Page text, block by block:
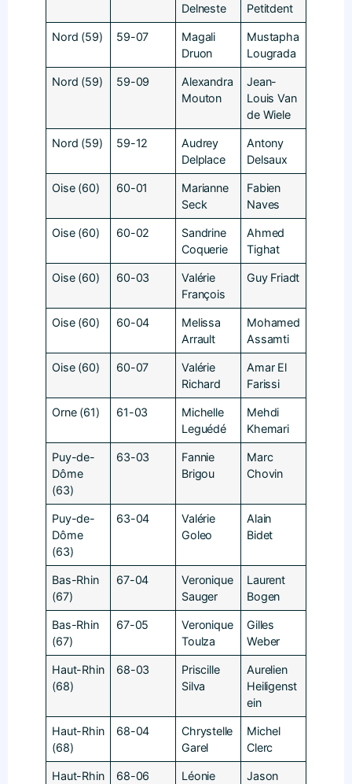
Delneste
Petitdent
Nord (59) 59-07
Magali
Druon
Mustapha
Lougrada
Nord (59) 59-09
Alexandra
Mouton
Jean-
Louis Van
de Wiele
Nord (59) 59-12
Audrey
Delplace
Antony
Delsaux
Oise (60) 60-01
Marianne
Seck
Fabien
Naves
Oise (60) 60-02
Sandrine
Coquerie
Ahmed
Tighat
Oise (60) 60-03
Valérie
François
Guy Friadt
Oise (60) 60-04
Melissa
Arrault
Mohamed
Assamti
Oise (60) 60-07
Valérie
Richard
Amar El
Farissi
Orne (61) 61-03
Michelle
Leguédé
Mehdi
Khemari
Puy-de-
Dôme
(63)
63-03
Fannie
Brigou
Marc
Chovin
Puy-de-
Dôme
(63)
63-04
Valérie
Goleo
Alain
Bidet
Bas-Rhin
(67)
67-04
Veronique
Sauger
Laurent
Bogen
Bas-Rhin
(67)
67-05
Veronique
Toulza
Gilles
Weber
Haut-Rhin
(68)
68-03
Priscille
Silva
Aurelien
Heiligenst
ein
Haut-Rhin
(68)
68-04
Chrystelle
Garel
Michel
Clerc
Haut-Rhin
68-06
Léonie
Jason